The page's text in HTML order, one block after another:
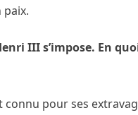
paix.
III s’impose. En
connu pour ses